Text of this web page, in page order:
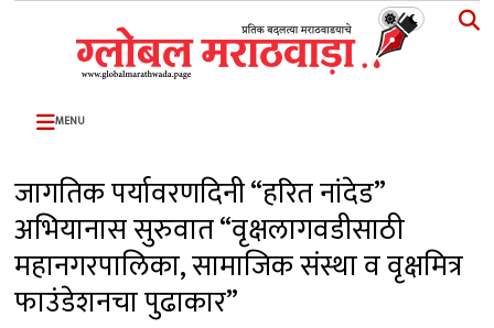
MENU
जागतिक पर्यावरणदिनी “हरित नांदेड”
अभियानास सुरुवात “वृक्षलागवडीसाठी
महानगरपालिका, सामाजिक संस्था व वृक्षमित्र
फाउंडेशनचा पुढाकार”